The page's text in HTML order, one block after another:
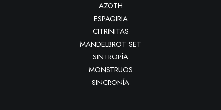
AZOTH
ESPAGIRIA
CITRINITAS
MANDELBROT SET
SINTROPÍA
MONSTRUOS
SINCRONÍA